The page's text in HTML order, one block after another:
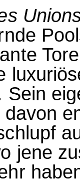
Sein
davon
jene